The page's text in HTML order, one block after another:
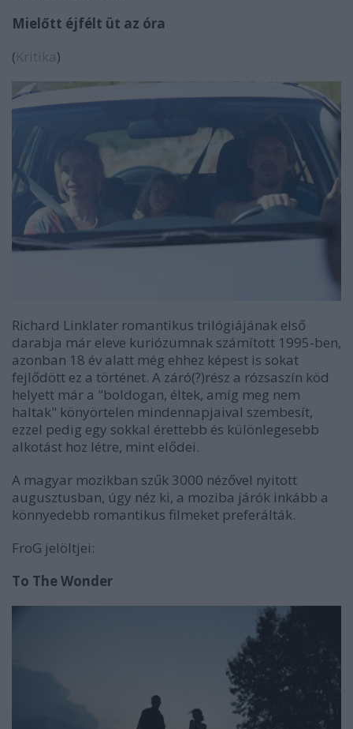
Mielőtt éjfélt üt az óra
(
)
Richard Linklater romantikus trilógiájának első
darabja már eleve kuriózumnak számított 1995-ben,
azonban 18 év alatt még ehhez képest is sokat
fejlődött ez a történet. A záró(?)rész a rózsaszín köd
helyett már a "boldogan, éltek, amíg meg nem
haltak" könyörtelen mindennapjaival szembesít,
ezzel pedig egy sokkal érettebb és különlegesebb
alkotást hoz létre, mint elődei.
A magyar mozikban szűk 3000 nézővel nyitott
augusztusban, úgy néz ki, a moziba járók inkább a
könnyedebb romantikus filmeket preferálták.
FroG jelöltjei:
To The Wonder